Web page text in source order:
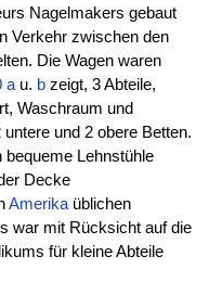
Nagelmakers gebaut
Verkehr zwischen den
Die Wagen waren
au. bzeigt, 3 Abteile,
Waschraum und
und 2 obere Betten.
bequeme Lehnstühle
Decke
Amerikaüblichen
war mit Rücksicht auf die
für kleine Abteile